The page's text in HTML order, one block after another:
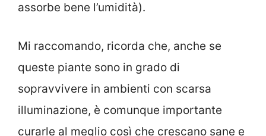
assorbe bene l’umidità).
Mi raccomando, ricorda che, anche se
queste piante sono in grado di
sopravvivere in ambienti con scarsa
illuminazione, è comunque importante
curarle al meglio così che crescano sane e